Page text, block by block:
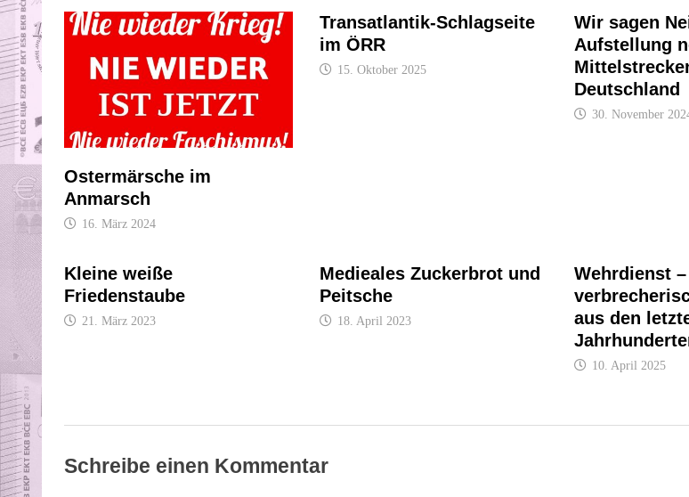
Ostermärsche im
Anmarsch
16. März 2024
Transatlantik-Schlagseite
im ÖRR
15. Oktober 2025
Wir sagen
Aufstellung
Deutschland
30. November
Kleine weiße
Friedenstaube
21. März 2023
Medieales Zuckerbrot und
Peitsche
18. April 2023
Wehrdienst
aus den
10. April 2025
Schreibe einen Kommentar